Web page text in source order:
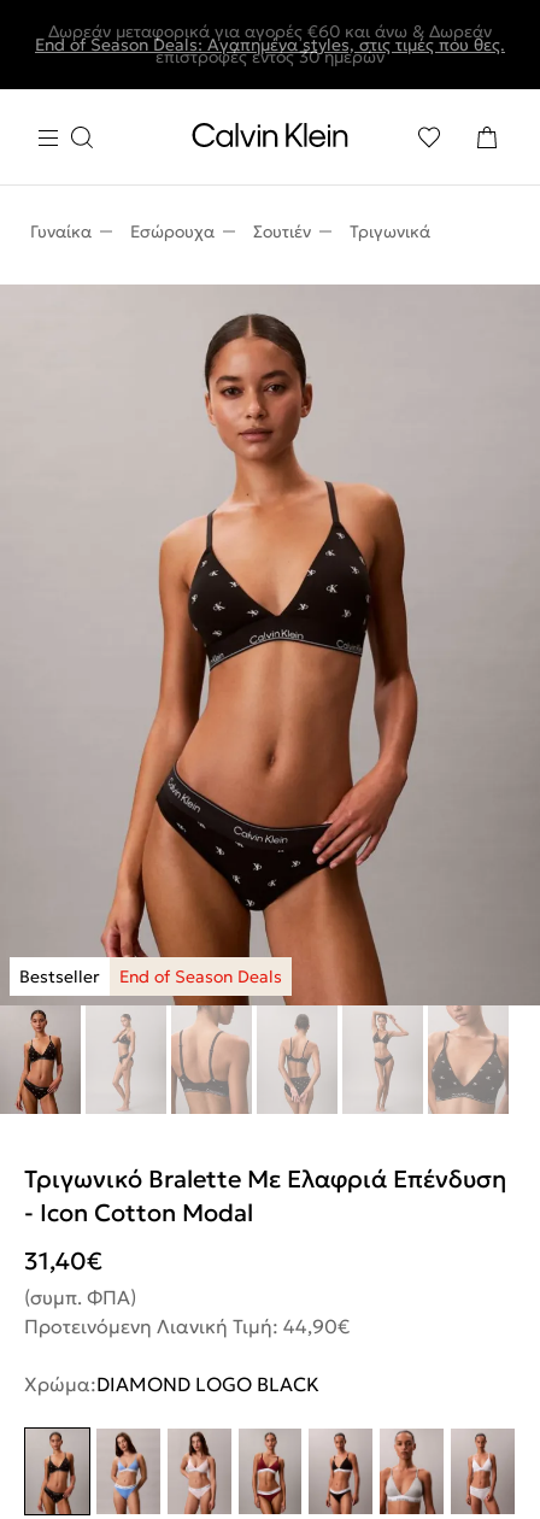
End of Season Deals: Αγαπημένα styles, στις τιμές που θες.
Δωρεάν μεταφορικά για αγορές €60 και άνω & Δωρεάν
επιστροφές εντός 30 ημερών
Γυναίκα Εσώρουχα Σουτιέν Τριγωνικά
Τριγωνικό Bralette Με Ελαφριά Επένδυση
- Icon Cotton Modal
31,40€
(συμπ. ΦΠΑ)
Προτεινόμενη Λιανική Τιμή: 44,90€
Χρώμα:DIAMOND LOGO BLACK